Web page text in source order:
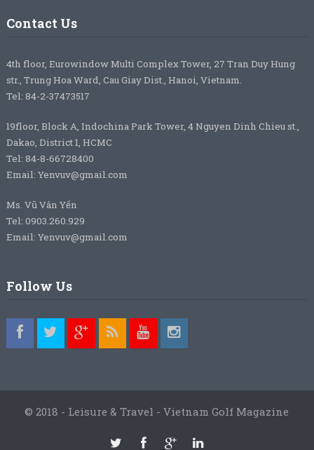
Contact Us
4th floor, Eurowindow Multi Complex Tower, 27 Tran Duy Hung
str., Trung Hoa Ward, Cau Giay Dist., Hanoi, Vietnam.
Tel: 84-2-37473517
19floor, Block A, Indochina Park Tower, 4 Nguyen Dinh Chieu st.,
Dakao, District 1, HCMC
Tel: 84-8-66728400
Email: Yenvuv@gmail.com
Ms. Vũ Vân Yến
Tel: 0903.260.929
Email: Yenvuv@gmail.com
Follow Us
© 2018 - Leisure & Travel - Vietnam Golf Magazine